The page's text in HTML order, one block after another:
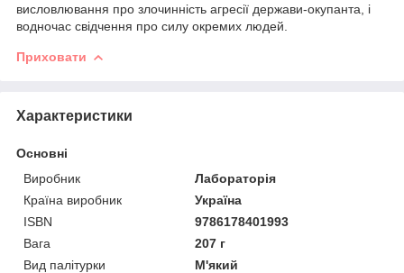
висловлювання про злочинність агресії держави-окупанта, і
водночас свідчення про силу окремих людей.
Приховати
Характеристики
Основні
Виробник
Лабораторія
Країна виробник
Україна
ISBN
9786178401993
Вага
207 г
Вид палітурки
М'який